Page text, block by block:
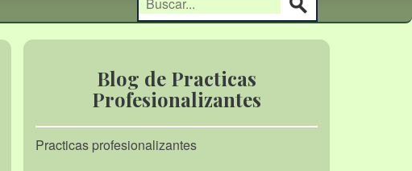
Blog de Practicas
Profesionalizantes
Practicas profesionalizantes